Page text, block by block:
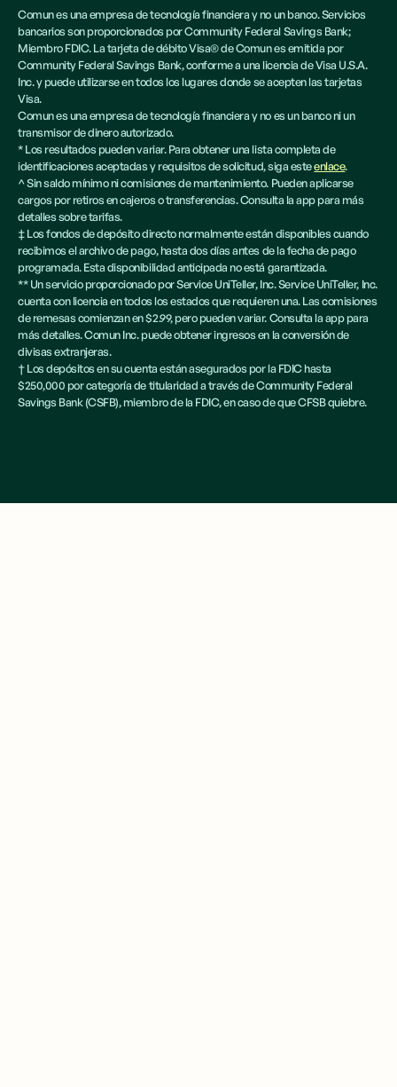
Comun es una empresa de tecnología financiera y no un banco. Servicios
bancarios son proporcionados por Community Federal Savings Bank;
Miembro FDIC. La tarjeta de débito Visa® de Comun es emitida por
Community Federal Savings Bank, conforme a una licencia de Visa U.S.A.
Inc. y puede utilizarse en todos los lugares donde se acepten las tarjetas
Visa.
Comun es una empresa de tecnología financiera y no es un banco ni un
transmisor de dinero autorizado.
* Los resultados pueden variar. Para obtener una lista completa de
identificaciones aceptadas y requisitos de solicitud, siga esteenlace.
^ Sin saldo mínimo ni comisiones de mantenimiento. Pueden aplicarse
cargos por retiros en cajeros o transferencias. Consulta la app para más
detalles sobre tarifas.
‡ Los fondos de depósito directo normalmente están disponibles cuando
recibimos el archivo de pago, hasta dos días antes de la fecha de pago
programada. Esta disponibilidad anticipada no está garantizada.
** Un servicio proporcionado por Service UniTeller, Inc. Service UniTeller, Inc.
cuenta con licencia en todos los estados que requieren una. Las comisiones
de remesas comienzan en $2.99, pero pueden variar. Consulta la app para
más detalles. Comun Inc. puede obtener ingresos en la conversión de
divisas extranjeras.
† Los depósitos en su cuenta están asegurados por la FDIC hasta
$250,000 por categoría de titularidad a través de Community Federal
Savings Bank (CSFB), miembro de la FDIC, en caso de que CFSB quiebre.